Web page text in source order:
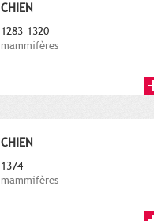
CHIEN
1283-1320
mammifères
CHIEN
1374
mammifères